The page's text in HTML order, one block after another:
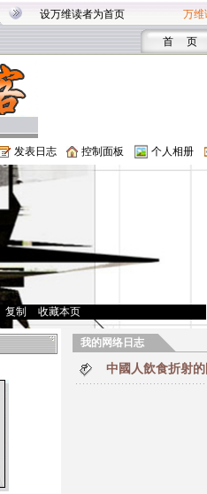
设万维读者为首页 万维
首 页
发表日志 控制面板 个人相册
复制 收藏本页
我的网络日志
中國人飲食折射